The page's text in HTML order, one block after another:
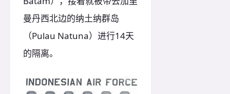
曼丹西北边的纳土纳群岛
（Pulau Natuna）进行14天
的隔离。